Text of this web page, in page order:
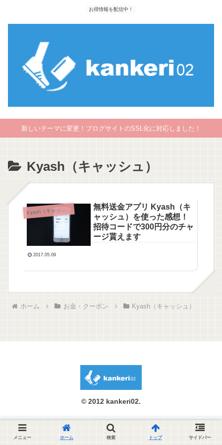
お得情報を配信中！
新しいテーマに変更！ブログサイトのSSL化に対応しました！
Kyash（キャッシュ）
K
yash（キャッシュ）
無料送金アプリ Kyash（キ
ャッシュ）を使った感想！
招待コードで300円分のチャ
ージ貰えます
2017.05.09
ホーム お金・クーポン Kyash（キャッシュ）
© 2012 kankeri02.
メニュー ホーム 検索 トップ サイドバー